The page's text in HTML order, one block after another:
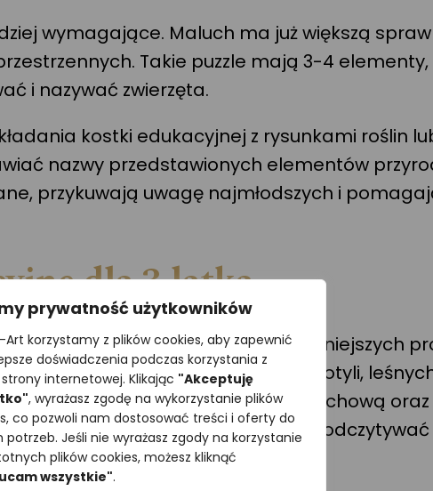
prywatność użytkowników
Art korzystamy z plików cookies, aby zapewnić
doświadczenia podczas korzystania z
internetowej. Klikając "Akceptuję
, wyrażasz zgodę na wykorzystanie plików
co pozwoli nam dostosować treści i oferty do
potrzeb. Jeśli nie wyrażasz zgody na korzystanie
plików cookies, możesz kliknąć
wszystkie".
wymagające. Maluch ma już większą
Takie puzzle mają 3-4
i nazywać zwierzęta.
kostki edukacyjnej z rysunkami roślin
nazwy przedstawionych elementów
przykuwają uwagę najmłodszych i
dla 3 latka
precyzyjnych czynności i trudniejszych
puzzle z obrazkami ptaków, motyli,
ćwiczyć koordynację wzrokowo-ruchową
w czasie zabawy rodzic może je odczytywać